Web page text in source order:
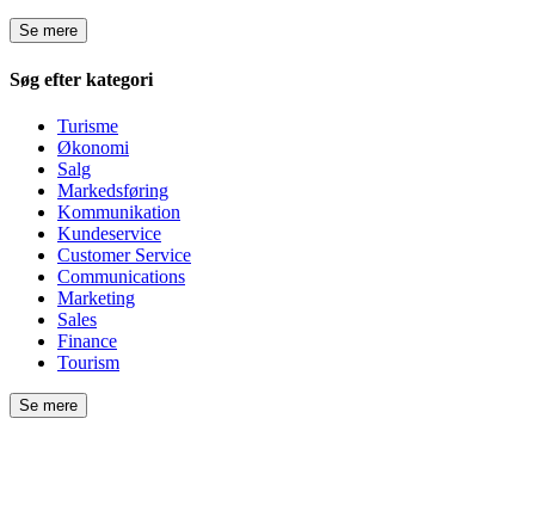
Se mere
Søg efter kategori
Turisme
Økonomi
Salg
Markedsføring
Kommunikation
Kundeservice
Customer Service
Communications
Marketing
Sales
Finance
Tourism
Se mere